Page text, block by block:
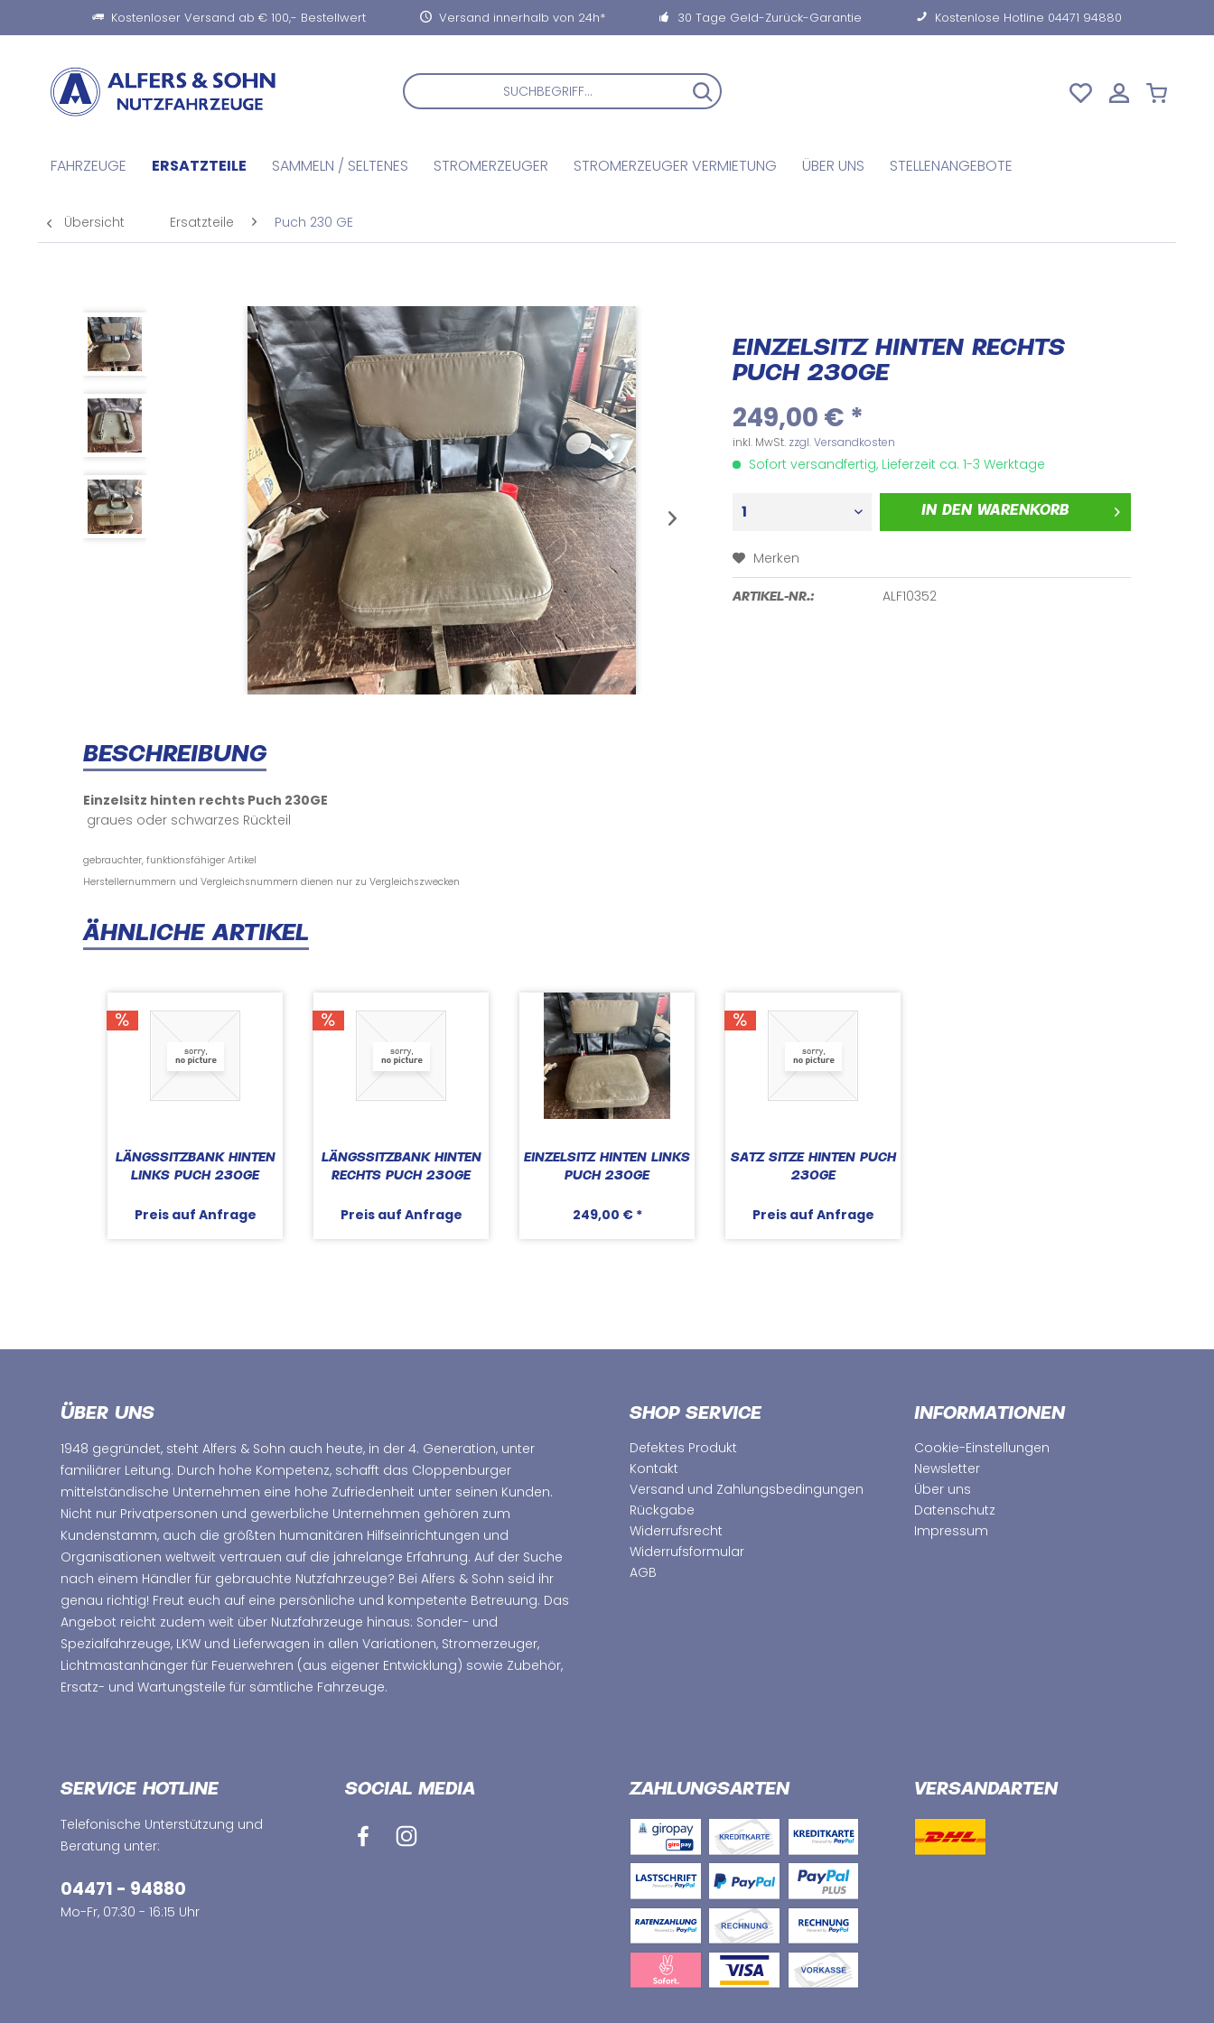
Kostenloser Versand ab € 100,- Bestellwert Versand innerhalb von 24h* 30 Tage Geld-Zurück-Garantie Kostenlose Hotline 04471 94880
FAHRZEUGE ERSATZTEILE SAMMELN / SELTENES STROMERZEUGER STROMERZEUGER VERMIETUNG ÜBER UNS STELLENANGEBOTE
Übersicht Ersatzteile Puch 230 GE
EINZELSITZ HINTEN RECHTS
PUCH 230GE
249,00 € *
inkl. MwSt. zzgl. Versandkosten
Sofort versandfertig, Lieferzeit ca. 1-3 Werktage
IN DEN WARENKORB
Merken
ARTIKEL-NR.: ALF10352
BESCHREIBUNG
Einzelsitz hinten rechts Puch 230GE
graues oder schwarzes Rückteil
gebrauchter, funktionsfähiger Artikel
Herstellernummern und Vergleichsnummern dienen nur zu Vergleichszwecken
ÄHNLICHE ARTIKEL
LÄNGSSITZBANK HINTEN
LINKS PUCH 230GE
Preis auf Anfrage
LÄNGSSITZBANK HINTEN
RECHTS PUCH 230GE
Preis auf Anfrage
EINZELSITZ HINTEN LINKS
PUCH 230GE
249,00 € *
SATZ SITZE HINTEN PUCH
230GE
Preis auf Anfrage
ÜBER UNS
1948 gegründet, steht Alfers & Sohn auch heute, in der 4. Generation, unter
familiärer Leitung. Durch hohe Kompetenz, schafft das Cloppenburger
mittelständische Unternehmen eine hohe Zufriedenheit unter seinen Kunden.
Nicht nur Privatpersonen und gewerbliche Unternehmen gehören zum
Kundenstamm, auch die größten humanitären Hilfseinrichtungen und
Organisationen weltweit vertrauen auf die jahrelange Erfahrung. Auf der Suche
nach einem Händler für gebrauchte Nutzfahrzeuge? Bei Alfers & Sohn seid ihr
genau richtig! Freut euch auf eine persönliche und kompetente Betreuung. Das
Angebot reicht zudem weit über Nutzfahrzeuge hinaus: Sonder- und
Spezialfahrzeuge, LKW und Lieferwagen in allen Variationen, Stromerzeuger,
Lichtmastanhänger für Feuerwehren (aus eigener Entwicklung) sowie Zubehör,
Ersatz- und Wartungsteile für sämtliche Fahrzeuge.
SHOP SERVICE
Defektes Produkt
Kontakt
Versand und Zahlungsbedingungen
Rückgabe
Widerrufsrecht
Widerrufsformular
AGB
INFORMATIONEN
Cookie-Einstellungen
Newsletter
Über uns
Datenschutz
Impressum
SERVICE HOTLINE
Telefonische Unterstützung und
Beratung unter:
04471 - 94880
Mo-Fr, 07:30 - 16:15 Uhr
SOCIAL MEDIA ZAHLUNGSARTEN VERSANDARTEN